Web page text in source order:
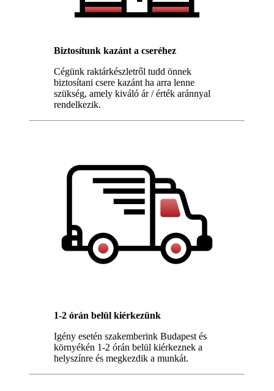
Biztosítunk kazánt a cseréhez
Cégünk raktárkészletről tudd önnek
biztosítani csere kazánt ha arra lenne
szükség, amely kiváló ár / érték aránnyal
rendelkezik.
1-2 órán belül kiérkezünk
Igény esetén szakemberink Budapest és
környékén 1-2 órán belül kiérkeznek a
helyszínre és megkezdik a munkát.